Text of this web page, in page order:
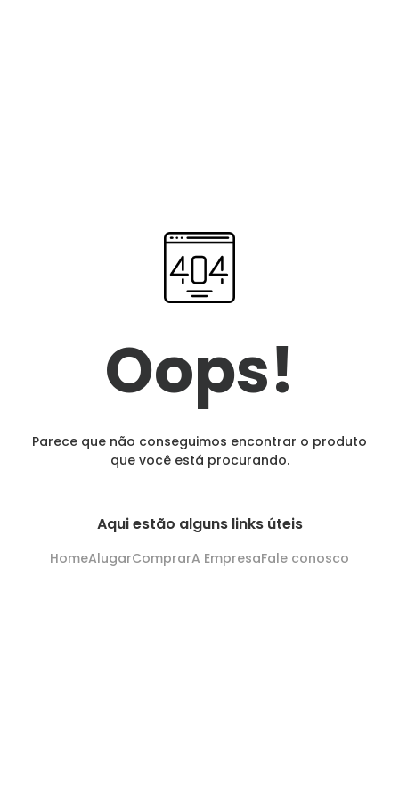
Oops!
Parece que não conseguimos encontrar o produto
que você está procurando.
Aqui estão alguns links úteis
HomeAlugarComprarA EmpresaFale conosco